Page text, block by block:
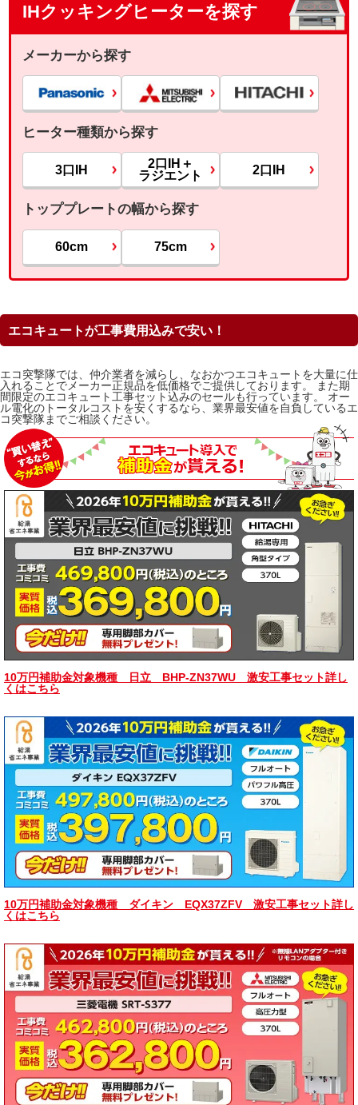
IHクッキングヒーターを探す
メーカーから探す
ヒーター種類から探す
3口IH
2口IH＋
ラジエント
2口IH
トッププレートの幅から探す
60cm 75cm
エコキュートが工事費用込みで安い！
エコ突撃隊では、仲介業者を減らし、なおかつエコキュートを大量に仕
入れることでメーカー正規品を低価格でご提供しております。 また期
間限定のエコキュート工事セット込みのセールも行っています。 オー
ル電化のトータルコストを安くするなら、業界最安値を自負しているエ
コ突撃隊までご相談ください。
10万円補助金対象機種 日立 BHP-ZN37WU 激安工事セット詳し
くはこちら
10万円補助金対象機種 ダイキン EQX37ZFV 激安工事セット詳し
くはこちら